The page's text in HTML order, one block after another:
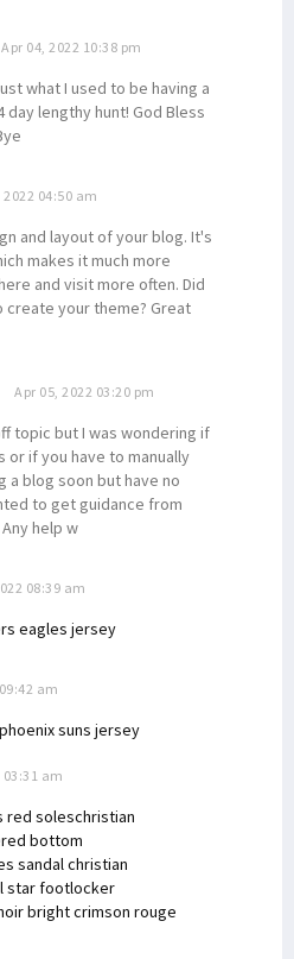
Apr 04, 2022 10:38 pm
what I used to be having a
day lengthy hunt! God Bless
2022 04:50 am
and layout of your blog. It's
makes it much more
and visit more often. Did
your theme? Great
Apr 05, 2022 03:20 pm
topic but I was wondering if
or if you have to manually
a blog soon but have no
to get guidance from
help w
08:39 am
eagles jersey
am
suns jersey
03:31 am
red soleschristian
red bottom
sandal christian
star footlocker
bright crimson rouge